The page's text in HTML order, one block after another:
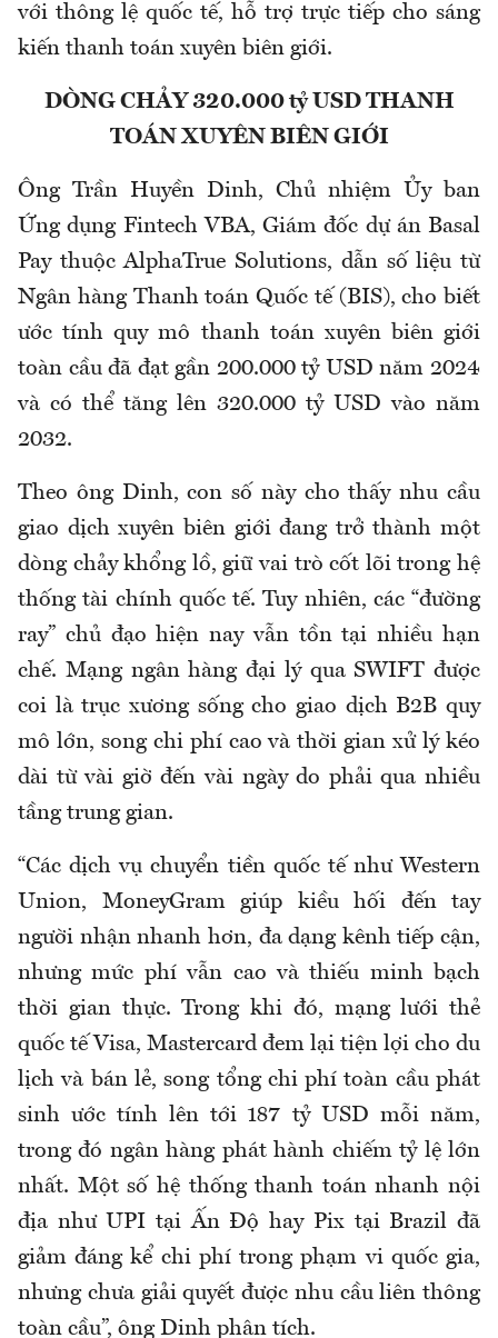
với thông lệ quốc tế, hỗ trợ trực tiếp cho sáng
kiến thanh toán xuyên biên giới.
DÒNG CHẢY 320.000 tỷ USD THANH
TOÁN XUYÊN BIÊN GIỚI
Ông Trần Huyền Dinh, Chủ nhiệm Ủy ban
Ứng dụng Fintech VBA, Giám đốc dự án Basal
Pay thuộc AlphaTrue Solutions, dẫn số liệu từ
Ngân hàng Thanh toán Quốc tế (BIS), cho biết
ước tính quy mô thanh toán xuyên biên giới
toàn cầu đã đạt gần 200.000 tỷ USD năm 2024
và có thể tăng lên 320.000 tỷ USD vào năm
2032.
Theo ông Dinh, con số này cho thấy nhu cầu
giao dịch xuyên biên giới đang trở thành một
dòng chảy khổng lồ, giữ vai trò cốt lõi trong hệ
thống tài chính quốc tế. Tuy nhiên, các “đường
ray” chủ đạo hiện nay vẫn tồn tại nhiều hạn
chế. Mạng ngân hàng đại lý qua SWIFT được
coi là trục xương sống cho giao dịch B2B quy
mô lớn, song chi phí cao và thời gian xử lý kéo
dài từ vài giờ đến vài ngày do phải qua nhiều
tầng trung gian.
“Các dịch vụ chuyển tiền quốc tế như Western
Union, MoneyGram giúp kiều hối đến tay
người nhận nhanh hơn, đa dạng kênh tiếp cận,
nhưng mức phí vẫn cao và thiếu minh bạch
thời gian thực. Trong khi đó, mạng lưới thẻ
quốc tế Visa, Mastercard đem lại tiện lợi cho du
lịch và bán lẻ, song tổng chi phí toàn cầu phát
sinh ước tính lên tới 187 tỷ USD mỗi năm,
trong đó ngân hàng phát hành chiếm tỷ lệ lớn
nhất. Một số hệ thống thanh toán nhanh nội
địa như UPI tại Ấn Độ hay Pix tại Brazil đã
giảm đáng kể chi phí trong phạm vi quốc gia,
nhưng chưa giải quyết được nhu cầu liên thông
toàn cầu”, ông Dinh phân tích.